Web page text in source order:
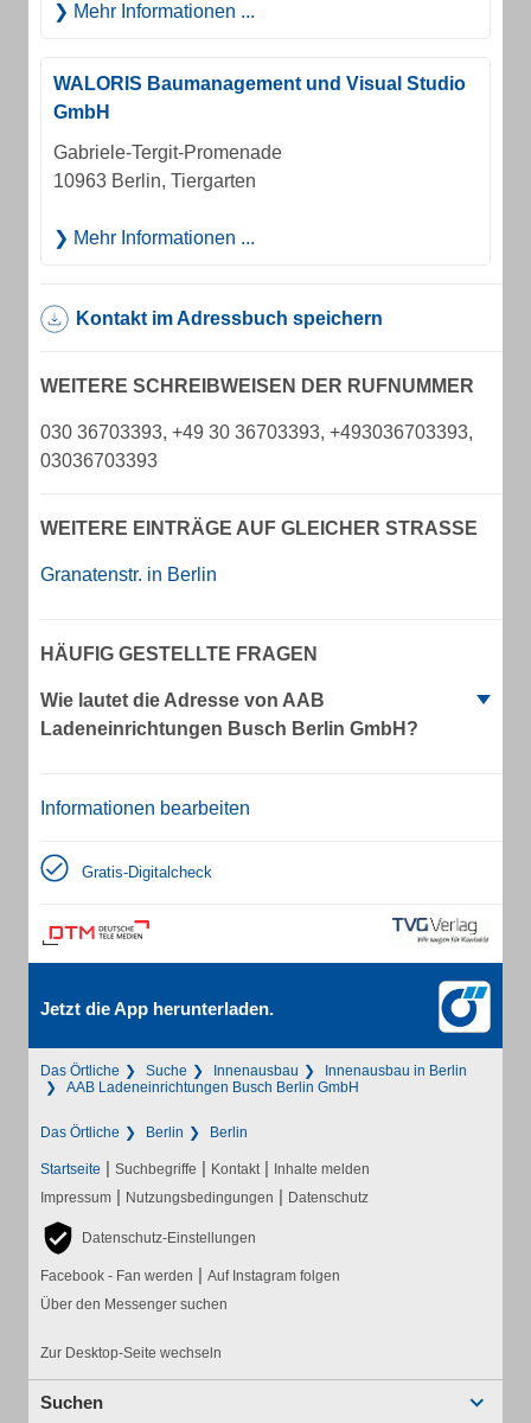
Mehr Informationen ...
WALORIS Baumanagement und Visual Studio
GmbH
Gabriele-Tergit-Promenade
10963 Berlin, Tiergarten
Mehr Informationen ...
Kontakt im Adressbuch speichern
WEITERE SCHREIBWEISEN DER RUFNUMMER
030 36703393, +49 30 36703393, +493036703393,
03036703393
WEITERE EINTRÄGE AUF GLEICHER STRASSE
Granatenstr. in Berlin
HÄUFIG GESTELLTE FRAGEN
Wie lautet die Adresse von AAB
Ladeneinrichtungen Busch Berlin GmbH?
Informationen bearbeiten
Gratis-Digitalcheck
Jetzt die App herunterladen.
Das Örtliche Suche Innenausbau
Innenausbau in Berlin
AAB Ladeneinrichtungen Busch Berlin GmbH
Das Örtliche Berlin Berlin
Startseite | Suchbegriffe | Kontakt | Inhalte melden
Impressum | Nutzungsbedingungen | Datenschutz
Datenschutz-Einstellungen
Facebook - Fan werden | Auf Instagram folgen
Über den Messenger suchen
Zur Desktop-Seite wechseln
Suchen